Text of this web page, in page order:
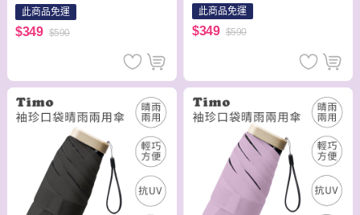
玉子黃
此商品免運
$349 $590
天空藍
此商品免運
$349 $590